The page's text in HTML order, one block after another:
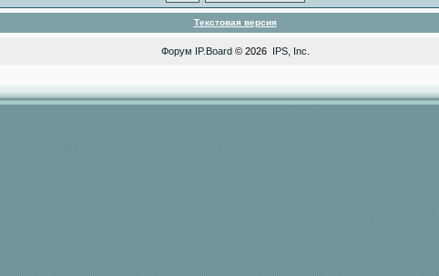
Текстовая версия
Форум IP.Board© 2026 IPS, Inc